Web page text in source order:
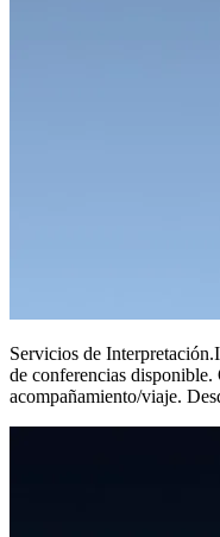
Servicios de Interpretación.
de conferencias
acompañamiento/viaje.